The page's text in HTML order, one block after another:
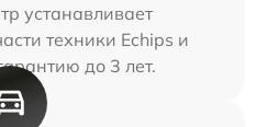
устанавливает
техники Echips и
до 3 лет.